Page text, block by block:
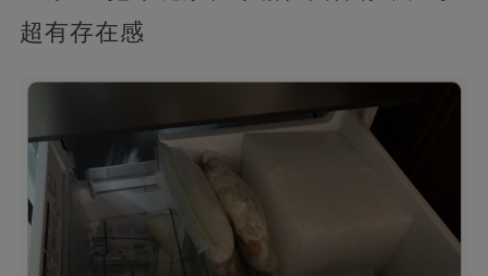
超有存在感